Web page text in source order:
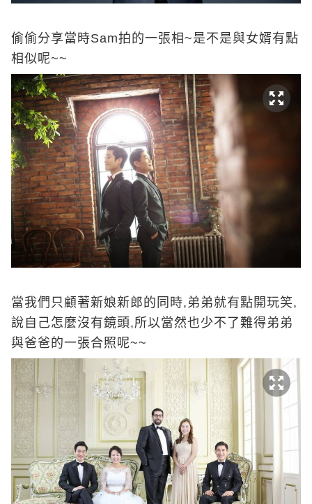
偷偷分享當時Sam拍的一張相~是不是與女婿有點
相似呢~~
當我們只顧著新娘新郎的同時,弟弟就有點開玩笑,
說自己怎麼沒有鏡頭,所以當然也少不了難得弟弟
與爸爸的一張合照呢~~